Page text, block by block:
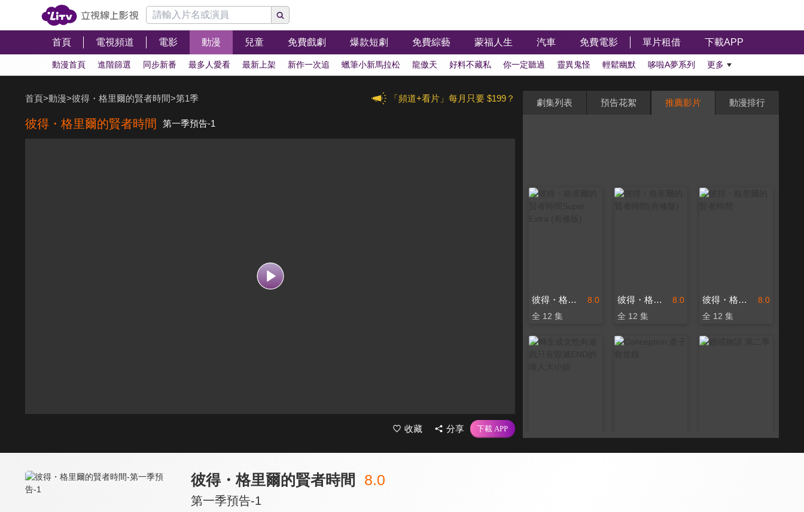
首頁 電視頻道 電影 動漫 兒童 免費戲劇 爆款短劇 免費綜藝 蒙福人生 汽車 免費電影 單片租借 下載APP
動漫首頁 進階篩選 同步新番 最多人愛看 最新上架 新作一次追 蠟筆小新馬拉松 龍傲天 好料不藏私 你一定聽過 靈異鬼怪 輕鬆幽默 哆啦A夢系列 更多
「頻道+看片」每月只要 $199？
首頁>動漫>彼得・格里爾的賢者時間>第1季
彼得・格里爾的賢者時間 第一季預告-1
收藏 分享
劇集列表 預告花絮 推薦影片 動漫排行
8.0
彼得・格里爾的賢者時間Super Extra (有修版)
全 12 集
8.0
彼得・格里爾的賢者時間(有修版)
全 12 集
8.0
彼得・格里爾的賢者時間
全 12 集
彼得・格里爾的賢者時間 8.0
第一季預告-1